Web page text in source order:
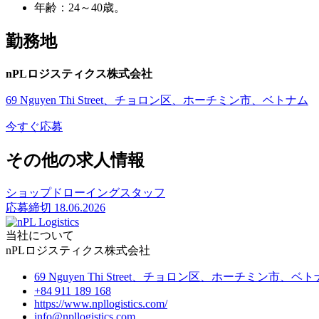
年齢：24～40歳。
勤務地
nPLロジスティクス株式会社
69 Nguyen Thi Street、チョロン区、ホーチミン市、ベトナム
今すぐ応募
その他の求人情報
ショップドローイングスタッフ
応募締切 18.06.2026
当社について
nPLロジスティクス株式会社
69 Nguyen Thi Street、チョロン区、ホーチミン市、ベト
+84 911 189 168
https://www.npllogistics.com/
info@npllogistics.com